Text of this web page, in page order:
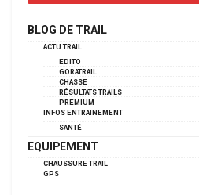
BLOG DE TRAIL
ACTU TRAIL
EDITO
GORATRAIL
CHASSE
RÉSULTATS TRAILS
PREMIUM
INFOS ENTRAINEMENT
SANTÉ
EQUIPEMENT
CHAUSSURE TRAIL
GPS